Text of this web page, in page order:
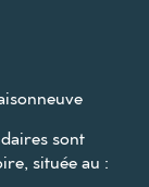
sont
située au :